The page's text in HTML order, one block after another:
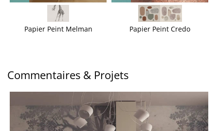
Papier Peint Melman Papier Peint Credo
Commentaires & Projets